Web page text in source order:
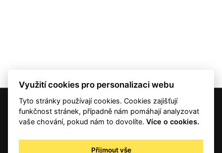
© 2001 — 2026 Copyright CMI News a dodavatelé obsahu. |
Autorská práva
Zpracování osobních údajů - registrovaní a předplatitelé
Využití cookies pro personalizaci webu
Tyto stránky používají cookies. Cookies zajišťují
funkčnost stránek, případně nám pomáhají analyzovat
vaše chování, pokud nám to dovolíte.Více o cookies.
Přijmout vše